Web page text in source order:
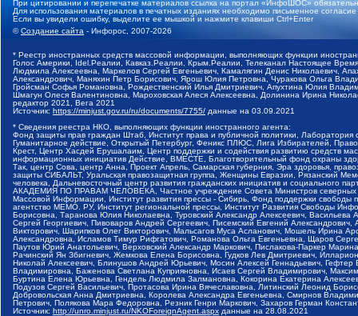
При цитировании и перепечатке материалов ссылка на портал «ИнфоШОС»
Для использования материалов в печатных изданиях необходимо письменное
Если вы увидели ошибку, выделите ее мышкой и нажмите клавиши Ctrl+Enter
©Создание сайта - Инфорос, 2007-2026
* Реестр иностранных средств массовой информации, выполняющих функции
Голос Америки, Idel.Реалии, Кавказ.Реалии, Крым.Реалии, Телеканал Настоящее
Людмила Алексеевна, Маркелов Сергей Евгеньевич, Камалягин Денис Николаевич,
Александрович, Маняхин Петр Борисович, Ярош Юлия Петровна, Чуракова Ольга
Гройсман Софья Романовна, Рождественский Илья Дмитриевич, Апухтина Юлия
Шмагун Олеся Валентиновна, Мароховская Алеся Алексеевна, Долинина Ирина
редактор 2021, Вега 2021
Источник: https://minjust.gov.ru/ru/documents/7755/ данные на 03.09.2021
* Сведения реестра НКО, выполняющих функции иностранного агента:
Фонд защиты прав граждан Штаб, Институт права и публичной политики,
Гуманитарное действие, Открытый Петербург, Феникс ПЛЮС, Лига Избирателей,
Крест, Центр Хасдей Ерушалаим, Центр поддержки и содействия развитию средств
информационных инициатив Действие, ВМЕСТЕ, Благотворительный фонд охраны
Так, центр Сова, центр Анна, Проект Апрель, Самарская губерния, Эра здоровья,
защиты СИБАЛЬТ, Уральская правозащитная группа, Женщины Евразии, Рязанский
человека, Дальневосточный центр развития гражданских инициатив и социального
АКАДЕМИЯ ПО ПРАВАМ ЧЕЛОВЕКА, Частное учреждение Совета Министров северных
Массовой Информации, Институт развития прессы - Сибирь, Фонд поддержки
агентство МЕМО. РУ, Институт региональной прессы, Институт Развития Свободы
Борисовна, Таранова Юлия Николаевна, Туровский Александр Алексеевич,
Сергей Георгиевич, Пивоваров Андрей Сергеевич, Писемский Евгений
Викторович, Шарипков Олег Викторович, Мальсагов Муса Асланович, Мошель Ирина
Александровна, Исламов Тимур Рифгатович, Романова Ольга Евгеньевна, Щаров
Паутов Юрий Анатольевич, Верховский Александр Маркович, Пислакова-Паркер
Рачинский Ян Збигневич, Жемкова Елена Борисовна, Гудков Лев Дмитриевич,
Николай Алексеевич, Блинушов Андрей Юрьевич, Мосин Алексей Геннадьевич,
Владимировна, Баженова Светлана Куприяновна, Исаев Сергей Владимирович,
Буртина Елена Юрьевна, Гендель Людмила Залмановна, Кокорина Екатерина
Подузов Сергей Васильевич, Протасова Ирина Вячеславовна, Литинский Леонид
Добровольская Анна Дмитриевна, Королева Александра Евгеньевна, Смирнов
Петрович, Полякова Мара Федоровна, Резник Генри Маркович, Захаров Герман
Источник: http://unro.minjust.ru/NKOForeignAgent.aspx данные на 28.08.2021